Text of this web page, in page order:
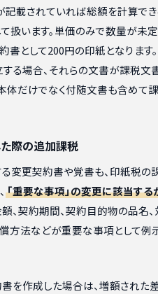
記載されていれば総額を計算でき
扱います。単価のみで数量が未
として200円の印紙となります
る場合、それらの文書が課税文
体だけでなく付随文書も含めて
際の追加課税
変更契約書や覚書も、印紙税の
「重要な事項」の変更に該当する
、契約期間、契約目的物の品名
方法などが重要な事項として例
を作成した場合は、増額された